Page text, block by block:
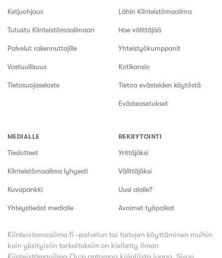
Ketjuohjaus
Tutustu Kiinteistömaailmaan
Palvelut rakennuttajille
Vastuullisuus
Tietosuojaseloste
Lähin Kiinteistömaailma
Hae välittäjää
Yhteistyökumppanit
Kotikansio
Tietoa evästeiden käytöstä
Evästeasetukset
MEDIALLE
Tiedotteet
Kiinteistömaailma lyhyesti
Kuvapankki
Yhteystiedot medialle
REKRYTOINTI
Yrittäjäksi
Välittäjäksi
Uusi alalle?
Avoimet työpaikat
Kiinteistomaailma.fi -palvelun tai tietojen käyttäminen muihin
kuin yksityisiin tarkoituksiin on kielletty ilman